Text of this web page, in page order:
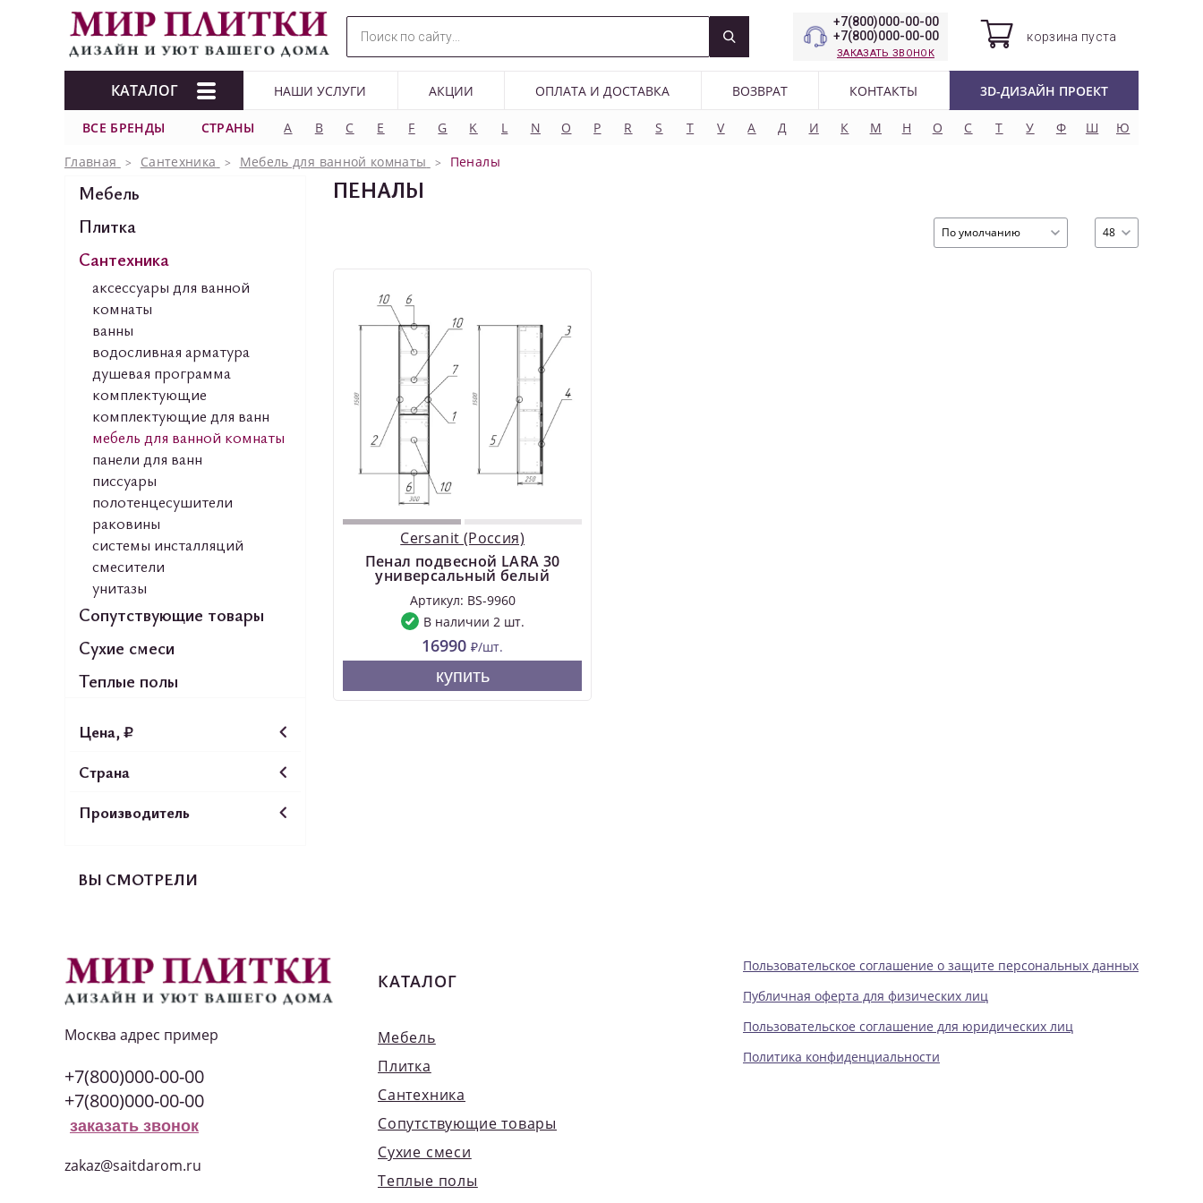
+7(800)000-00-00
+7(800)000-00-00
ЗАКАЗАТЬ ЗВОНОК
корзина пуста
КАТАЛОГ НАШИ УСЛУГИ АКЦИИ ОПЛАТА И ДОСТАВКА ВОЗВРАТ КОНТАКТЫ 3D-ДИЗАЙН ПРОЕКТ
ВСЕ БРЕНДЫ СТРАНЫ A B C E F G K L N O P R S T V А Д И К М Н О С Т У Ф Ш
Ю
Главная
Сантехника Мебель для ванной комнаты Пеналы
Мебель
Плитка
Сантехника
аксессуары для ванной
комнаты
ванны
водосливная арматура
душевая программа
комплектующие
комплектующие для ванн
мебель для ванной комнаты
панели для ванн
писсуары
полотенцесушители
раковины
системы инсталляций
смесители
унитазы
Сопутствующие товары
Сухие смеси
Теплые полы
Цена, ₽
Страна
Производитель
ВЫ СМОТРЕЛИ
ПЕНАЛЫ
По умолчанию 48
Cersanit (Россия)
Пенал подвесной LARA 30
универсальный белый
Артикул: BS-9960
В наличии 2 шт.
16990₽/шт.
купить
Москва адрес пример
+7(800)000-00-00
+7(800)000-00-00
заказать звонок
zakaz@saitdarom.ru
КАТАЛОГ
Мебель
Плитка
Сантехника
Сопутствующие товары
Сухие смеси
Теплые полы
Пользовательское соглашение о защите персональных данных
Публичная оферта для физических лиц
Пользовательское соглашение для юридических лиц
Политика конфиденциальности